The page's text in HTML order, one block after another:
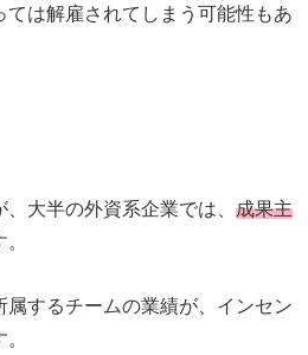
ては解雇されてしまう可能性もあ
大半の外資系企業では、 成果主
するチームの業績が、インセン